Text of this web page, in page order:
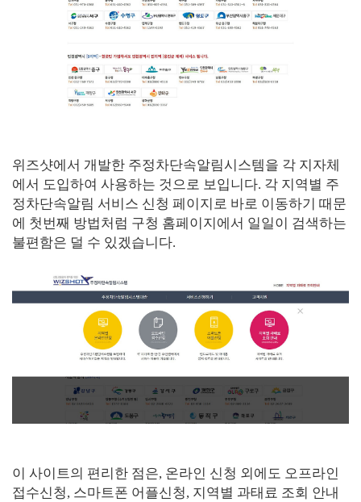
위즈샷에서 개발한 주정차단속알림시스템을 각 지자체
에서 도입하여 사용하는 것으로 보입니다. 각 지역별 주
정차단속알림 서비스 신청 페이지로 바로 이동하기 때문
에 첫번째 방법처럼 구청 홈페이지에서 일일이 검색하는
불편함은 덜 수 있겠습니다.
이 사이트의 편리한 점은, 온라인 신청 외에도 오프라인
접수신청, 스마트폰 어플신청, 지역별 과태료 조회 안내